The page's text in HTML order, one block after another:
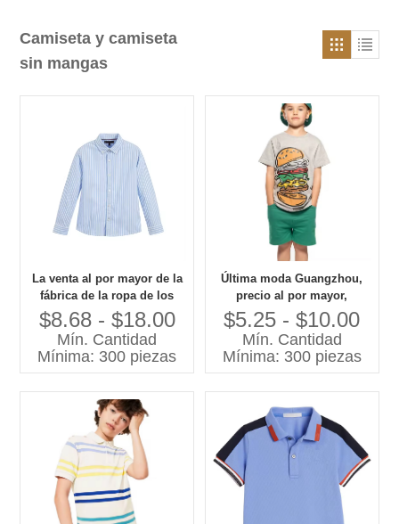
Camiseta y camiseta
sin mangas
La venta al por mayor de la
fábrica de la ropa de los
niños de los muchachos de
la camiseta de los niños
viste la ropa de encargo de
la marca
$8.68 - $18.00
Mín. Cantidad
Mínima: 300 piezas
Última moda Guangzhou,
precio al por mayor,
camiseta personalizada con
estampado de
hamburguesas para niños,
camisetas de algodón de
$5.25 - $10.00
Mín. Cantidad
Mínima: 300 piezas